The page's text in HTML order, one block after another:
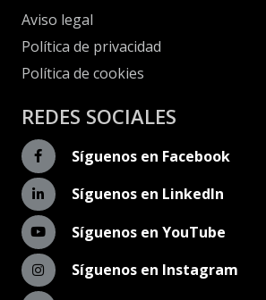
Aviso legal
Política de privacidad
Política de cookies
REDES SOCIALES
Síguenos en Facebook
Síguenos en LinkedIn
Síguenos en YouTube
Síguenos en Instagram